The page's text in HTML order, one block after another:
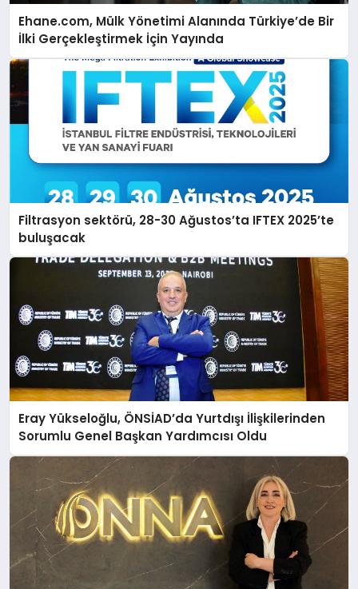
Ehane.com, Mülk Yönetimi Alanında Türkiye’de Bir
İlki Gerçekleştirmek İçin Yayında
Filtrasyon sektörü, 28-30 Ağustos’ta IFTEX 2025’te
buluşacak
Eray Yükseloğlu, ÖNSİAD’da Yurtdışı İlişkilerinden
Sorumlu Genel Başkan Yardımcısı Oldu